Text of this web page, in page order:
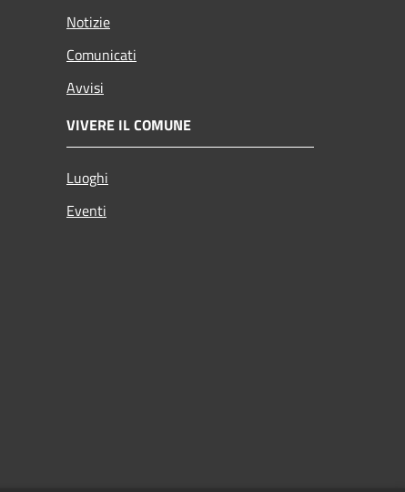
Notizie
Comunicati
Avvisi
VIVERE IL COMUNE
Luoghi
Eventi